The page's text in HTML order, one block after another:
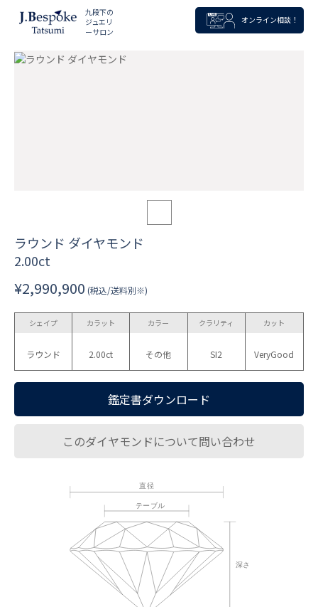
九段下の
ジュエリ
ーサロン
オンライン相談！
ラウンド ダイヤモンド
2.00ct
¥2,990,900 (税込/送料別※)
シェイプ
ラウンド
カラット
2.00ct
カラー
その他
クラリティ
SI2
カット
VeryGood
鑑定書ダウンロード
このダイヤモンドについて問い合わせ